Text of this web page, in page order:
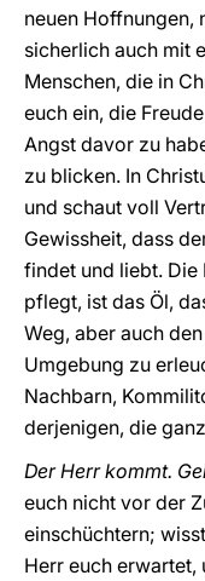
neuen Hoffnungen,
sicherlich auch mit
Menschen, die in
euch ein, die
Angst davor zu
zu blicken. In
und schaut voll
Gewissheit, dass
findet und liebt. Die
pflegt, ist das Öl,
Weg, aber auch
Umgebung zu
Nachbarn,
derjenigen, die
Der Herr kommt.
euch nicht vor der
einschüchtern;
Herr euch erwartet,